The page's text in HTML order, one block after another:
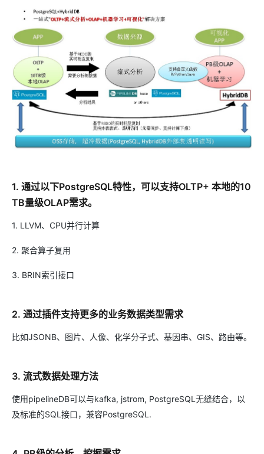
1. 通过以下PostgreSQL特性，可以支持OLTP+ 本地的10
TB量级OLAP需求。
1. LLVM、CPU并行计算
2. 聚合算子复用
3. BRIN索引接口
2. 通过插件支持更多的业务数据类型需求
比如JSONB、图片、人像、化学分子式、基因串、GIS、路由等。
3. 流式数据处理方法
使用pipelineDB可以与kafka, jstrom, PostgreSQL无缝结合，以
及标准的SQL接口，兼容PostgreSQL.